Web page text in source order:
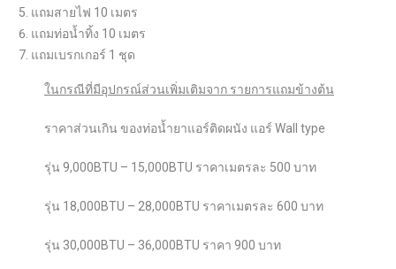
แถมสายไฟ 10 เมตร
แถมท่อน้ำทิ้ง 10 เมตร
แถมเบรกเกอร์ 1 ชุด
ในกรณีที่มีอุปกรณ์ส่วนเพิ่มเติมจาก รายการแถมข้างต้น
ราคาส่วนเกิน ของท่อน้ำยาแอร์ติดผนัง แอร์ Wall type
รุ่น 9,000BTU – 15,000BTU ราคาเมตรละ 500 บาท
รุ่น 18,000BTU – 28,000BTU ราคาเมตรละ 600 บาท
รุ่น 30,000BTU – 36,000BTU ราคา 900 บาท